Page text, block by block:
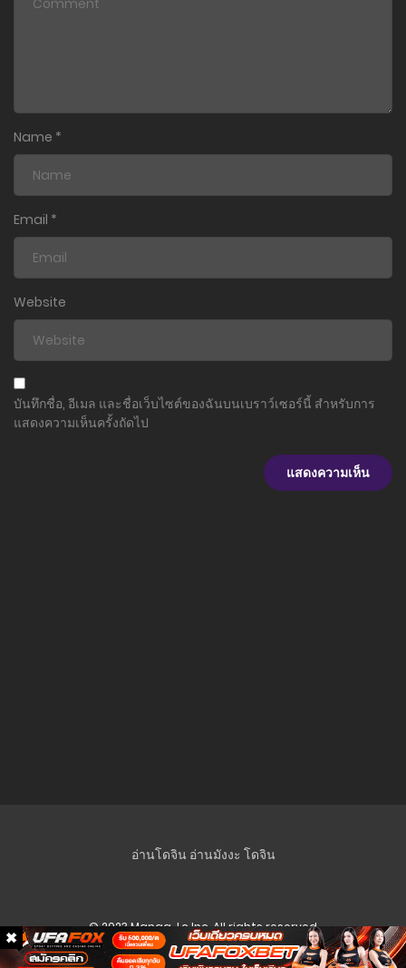
ตอนที่ 147
ตอนที่ 146
5 พฤษภาคม 2025
ตอนที่ 145
20 เมษายน 2025
ตอนที่ 144
20 เมษายน 2025
ตอนที่ 143
20 เมษายน 2025
30 มีนาคม 2025
Name *
Email *
Website
บันทึกชื่อ, อีเมล และชื่อเว็บไซต์ของฉันบนเบราว์เซอร์นี้ สำหรับการ
แสดงความเห็นครั้งถัดไป
อ่านโดจิน อ่านมังงะ โดจิน
© 2023 Manga-Lc Inc. All rights reserved